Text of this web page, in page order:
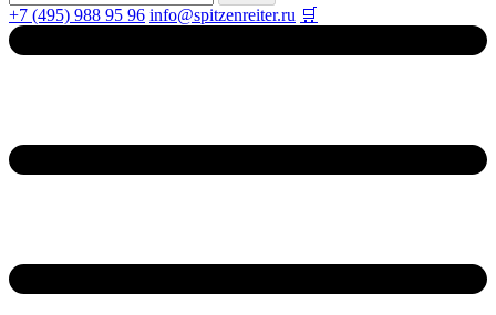
+7 (495) 988 95 96 info@spitzenreiter.ru 🛒